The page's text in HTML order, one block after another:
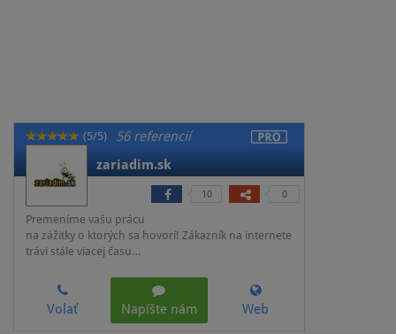
(5/5)
56 referencií
zariadim.sk
10 0
Premeníme vašu prácu
na zážitky o ktorých sa hovorí! Zákazník na internete
trávi stále viacej času…
Volať Napíšte nám Web